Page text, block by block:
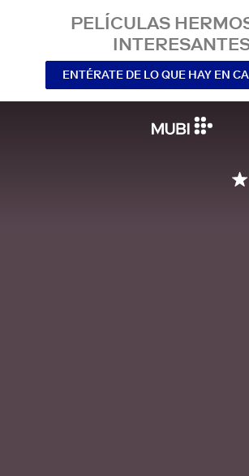
PELÍCULAS
ENTÉRATE DE LO QUE HAY EN